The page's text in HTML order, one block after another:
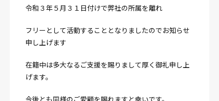
令和３年５月３１日付けで弊社の所属を離れ
フリーとして活動することとなりましたのでお知らせ
申し上げます
在籍中は多大なるご支援を賜りまして厚く御礼申し上
げます。
今後とも同様のご愛顧を賜れますと幸いです。